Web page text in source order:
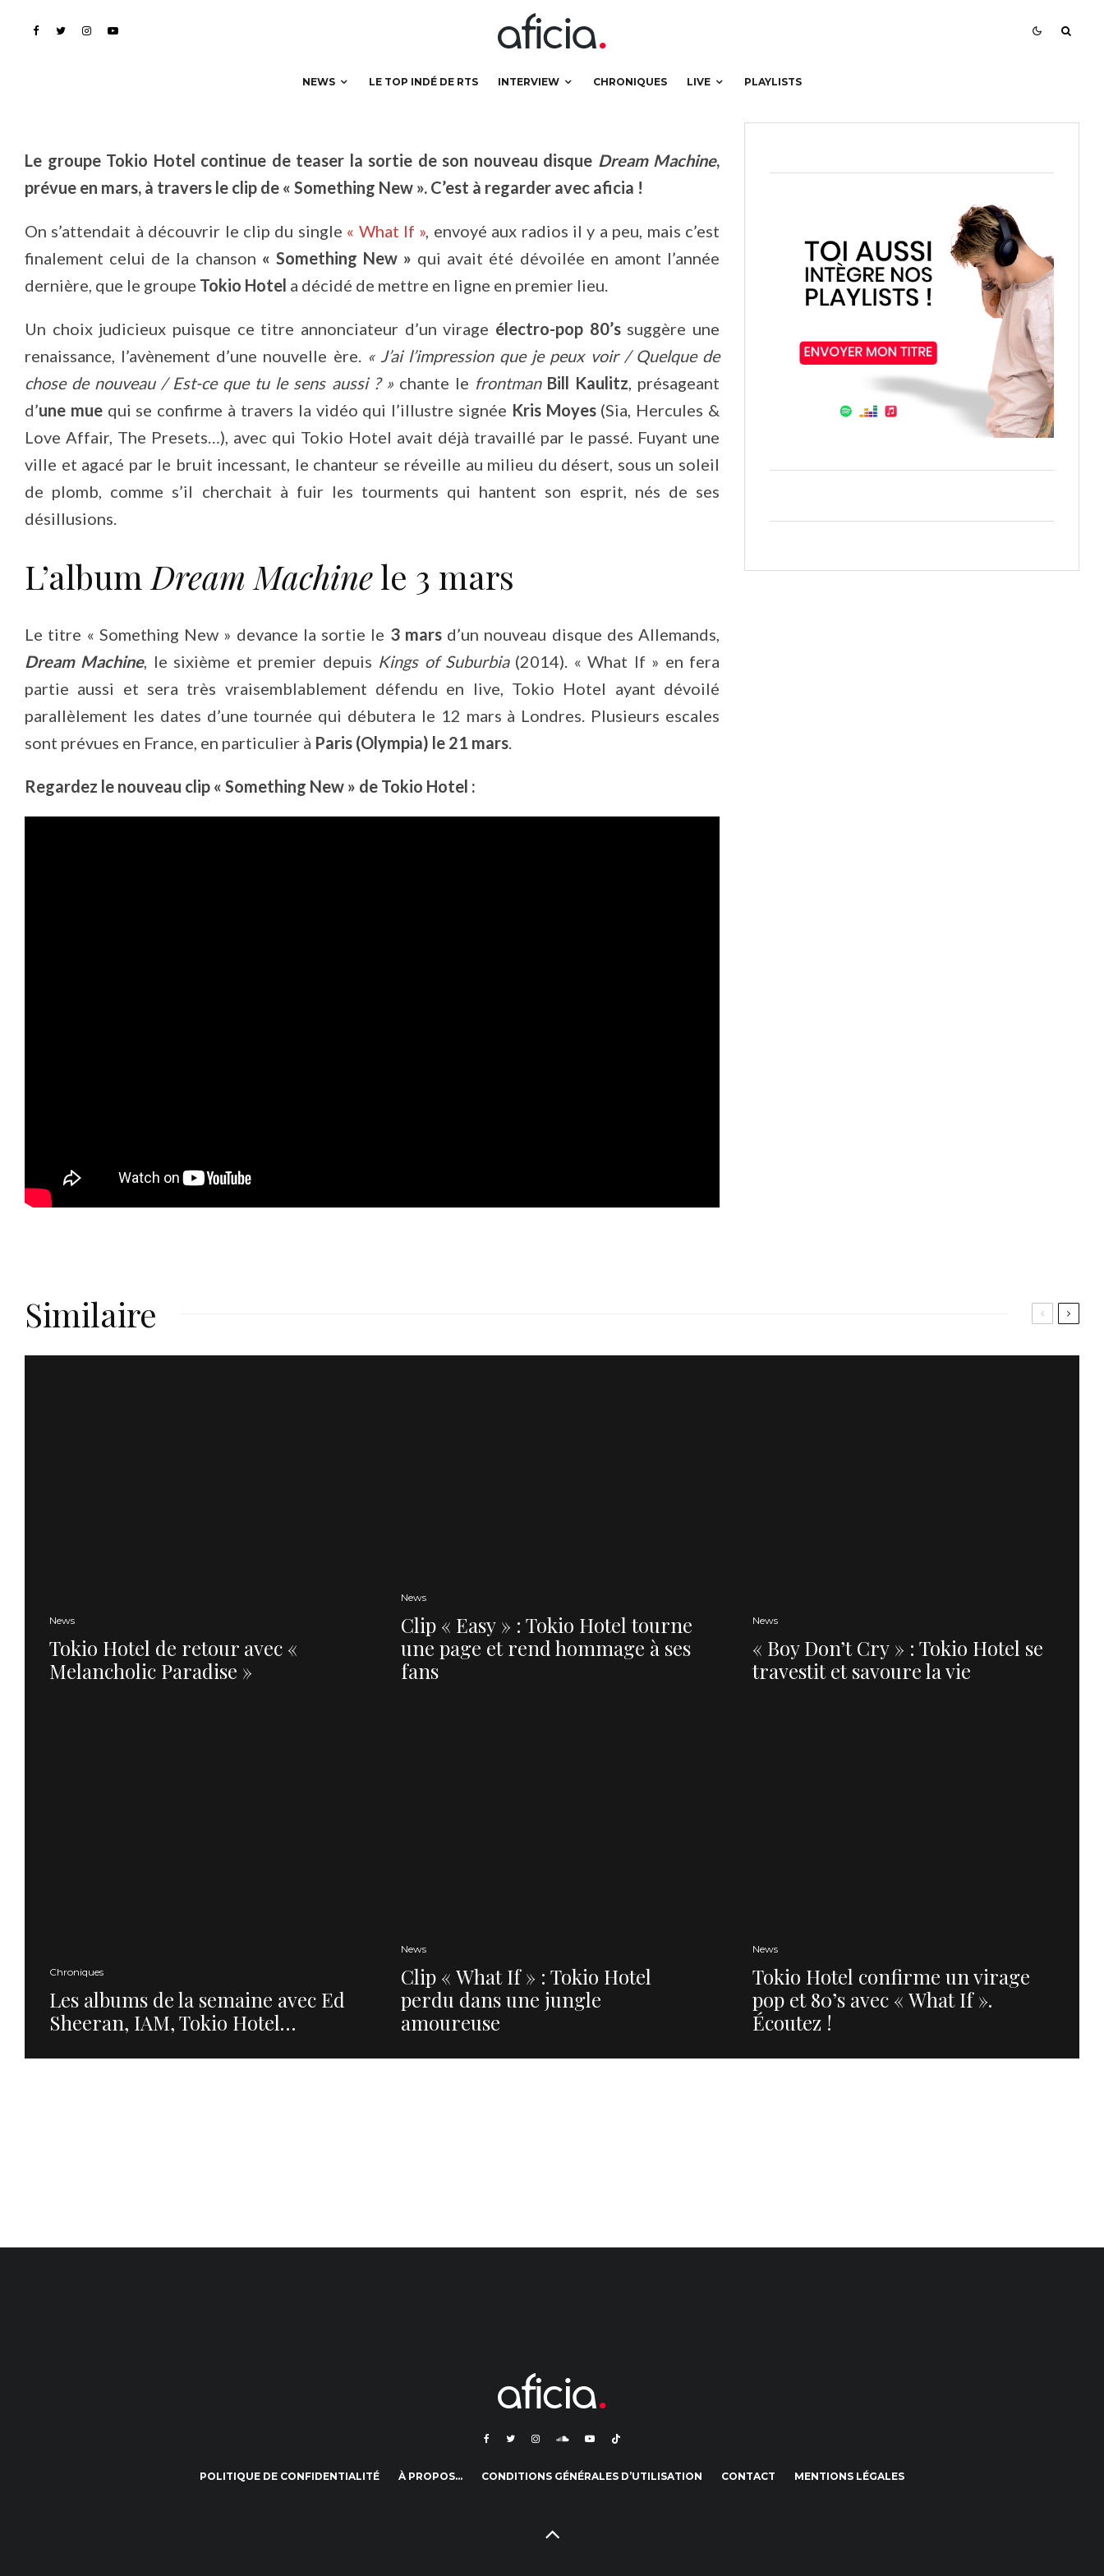
NEWS LE TOP INDÉ DE RTS INTERVIEW CHRONIQUES LIVE PLAYLISTS
une mue née de ses désillusions
Le groupe Tokio Hotel continue de teaser la sortie de son nouveau disque Dream Machine,
prévue en mars, à travers le clip de « Something New ». C’est à regarder avec aficia !
On s’attendait à découvrir le clip du single « What If », envoyé aux radios il y a peu, mais c’est
finalement celui de la chanson « Something New » qui avait été dévoilée en amont l’année
dernière, que le groupe Tokio Hotel a décidé de mettre en ligne en premier lieu.
Un choix judicieux puisque ce titre annonciateur d’un virage électro-pop 80’ssuggère une
renaissance, l’avènement d’une nouvelle ère.« J’ai l’impression que je peux voir / Quelque de
chose de nouveau / Est-ce que tu le sens aussi ? » chante le frontman Bill Kaulitz, présageant
d’une muequi se confirme à travers la vidéo qui l’illustre signée Kris Moyes(Sia, Hercules &
Love Affair, The Presets…), avec qui Tokio Hotel avait déjà travaillé par le passé. Fuyant une
ville et agacé par le bruit incessant, le chanteur se réveille au milieu du désert, sous un soleil
de plomb, comme s’il cherchait à fuir les tourments qui hantent son esprit, nés de ses
désillusions.
L’album Dream Machinele 3 mars
Le titre « Something New » devance la sortie le 3 marsd’un nouveau disque des Allemands,
Dream Machine, le sixième et premier depuis Kings of Suburbia(2014). « What If » en fera
partie aussi et sera très vraisemblablement défendu en live, Tokio Hotel ayant dévoilé
parallèlement les dates d’une tournée qui débutera le 12 mars à Londres. Plusieurs escales
sont prévues en France, en particulier à Paris (Olympia) le 21 mars.
Regardez le nouveau clip « Something New » de Tokio Hotel :
Similaire
News
Tokio Hotel de retour avec «
Melancholic Paradise »
News
Clip « Easy » : Tokio Hotel tourne
une page et rend hommage à ses
fans
News
« Boy Don’t Cry » : Tokio Hotel se
travestit et savoure la vie
Chroniques
Les albums de la semaine avec Ed
Sheeran, IAM, Tokio Hotel…
News
Clip « What If » : Tokio Hotel
perdu dans une jungle
amoureuse
News
Tokio Hotel confirme un virage
pop et 80’s avec « What If ».
Écoutez !
POLITIQUE DE CONFIDENTIALITÉ À PROPOS… CONDITIONS GÉNÉRALES D’UTILISATION CONTACT MENTIONS LÉGALES